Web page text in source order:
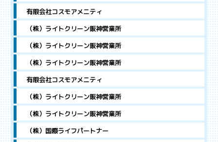
有限会社コスモアメニティ
（株）ライトクリーン阪神営業所
（株）ライトクリーン阪神営業所
（株）ライトクリーン阪神営業所
有限会社コスモアメニティ
（株）ライトクリーン阪神営業所
（株）ライトクリーン阪神営業所
（株）国際ライフパートナー